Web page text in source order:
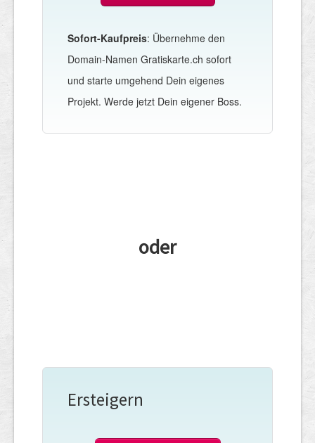
Sofort-Kaufpreis: Übernehme den
Domain-Namen Gratiskarte.ch sofort
und starte umgehend Dein eigenes
Projekt. Werde jetzt Dein eigener Boss.
oder
Ersteigern